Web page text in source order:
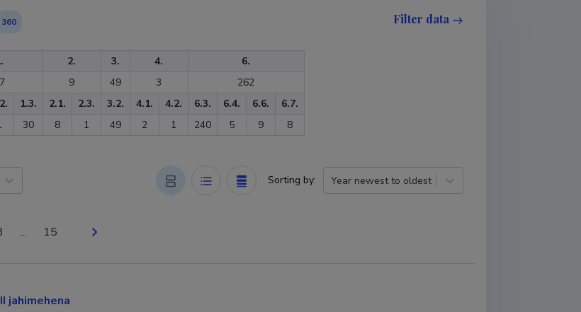
360 Filter data
2. 3. 4.
6.
9 49 3
262
1.3. 2.1. 2.3. 3.2. 4.1. 4.2. 6.3. 6.4. 6.6.
6.7.
30 8 1 49 2 1 240 5 9 8
Sorting by: Year newest to oldest
... 15
jahimehena